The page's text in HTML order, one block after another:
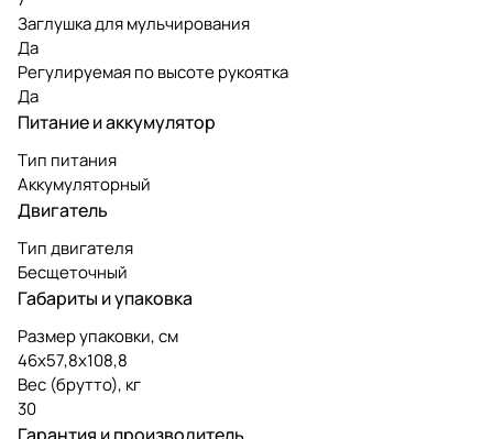
Заглушка для мульчирования
Да
Регулируемая по высоте рукоятка
Да
Питание и аккумулятор
Тип питания
Аккумуляторный
Двигатель
Тип двигателя
Бесщеточный
Габариты и упаковка
Размер упаковки, см
46х57,8х108,8
Вес (брутто), кг
30